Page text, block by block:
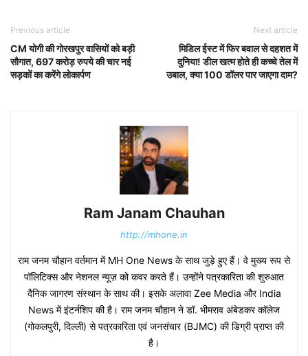
Previous article
CM योगी की गोरखपुर वासियों को बड़ी
सौगात, 697 करोड़ रुपये की चार नई
सड़कों का करेंगे लोकार्पण
Next article
मिडिल ईस्ट में फिर बवाल से दहशत में
दुनिया! डील खत्म होते ही कच्चे तेल में
उबाल, क्या 100 डॉलर पार जाएगा दाम?
Ram Janam Chauhan
http://mhone.in
राम जनम चौहान वर्तमान में MH One News के साथ जुड़े हुए हैं। वे मुख्य रूप से
पॉलिटिक्स और नेशनल न्यूज़ को कवर करते हैं। उन्होंने पत्रकारिता की शुरुआत
दैनिक जागरण संस्थान के साथ की। इसके अलावा Zee Media और India
News में इंटर्नशिप की है। राम जनम चौहान ने डॉ. भीमराव अंबेडकर कॉलेज
(गोकलपुरी, दिल्ली) से पत्रकारिता एवं जनसंचार (BJMC) की डिग्री प्राप्त की
है।